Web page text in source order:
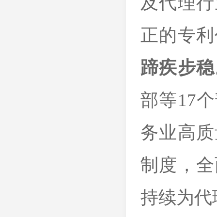
正的专
蹄疾步
部等17
务业高
制度，
持续为